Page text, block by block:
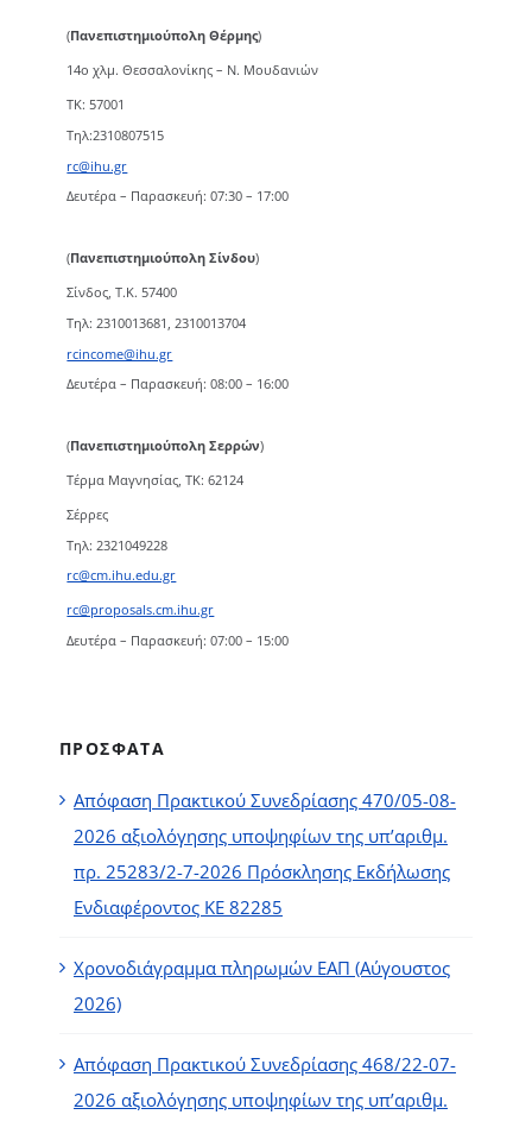
(Πανεπιστημιούπολη Θέρμης)
14ο χλμ. Θεσσαλονίκης – Ν. Μουδανιών
TK: 57001
Τηλ:2310807515
rc@ihu.gr
Δευτέρα – Παρασκευή: 07:30 – 17:00
(Πανεπιστημιούπολη Σίνδου)
Σίνδος, Τ.Κ. 57400
Τηλ: 2310013681, 2310013704
rcincome@ihu.gr
Δευτέρα – Παρασκευή: 08:00 – 16:00
(Πανεπιστημιούπολη Σερρών)
Τέρμα Μαγνησίας, ΤΚ: 62124
Σέρρες
Τηλ: 2321049228
rc@cm.ihu.edu.gr
rc@proposals.cm.ihu.gr
Δευτέρα – Παρασκευή: 07:00 – 15:00
ΠΡΟΣΦΑΤΑ
Απόφαση Πρακτικού Συνεδρίασης 470/05-08-
2026 αξιολόγησης υποψηφίων της υπ’αριθμ.
πρ. 25283/2-7-2026 Πρόσκλησης Εκδήλωσης
Ενδιαφέροντος ΚΕ 82285
Χρονοδιάγραμμα πληρωμών ΕΑΠ (Αύγουστος
2026)
Απόφαση Πρακτικού Συνεδρίασης 468/22-07-
2026 αξιολόγησης υποψηφίων της υπ’αριθμ.